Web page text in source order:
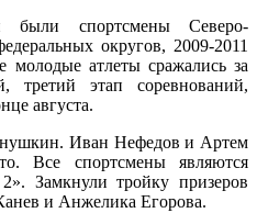
были спортсмены Северо-
округов, 2009-2011
атлеты сражались за
этап соревнований,
августа.
Иван Нефедов и Артем
Все спортсмены являются
Замкнули тройку призеров
и Анжелика Егорова.